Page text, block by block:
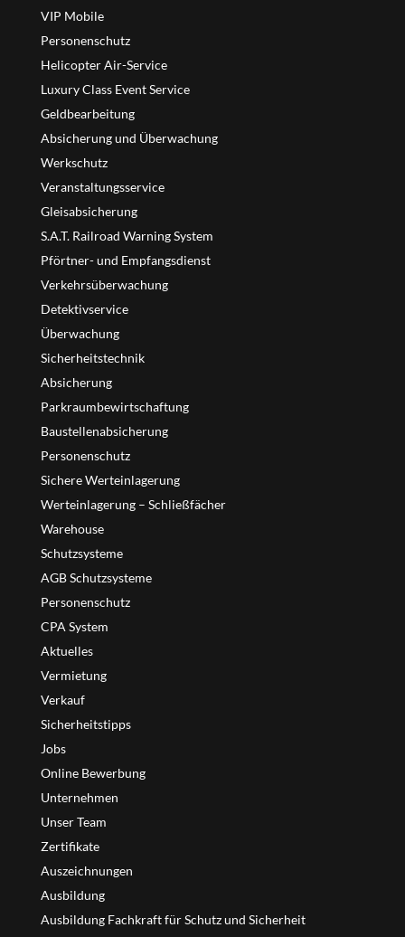
VIP Mobile
Personenschutz
Helicopter Air-Service
Luxury Class Event Service
Geldbearbeitung
Absicherung und Überwachung
Werkschutz
Veranstaltungsservice
Gleisabsicherung
S.A.T. Railroad Warning System
Pförtner- und Empfangsdienst
Verkehrsüberwachung
Detektivservice
Überwachung
Sicherheitstechnik
Absicherung
Parkraumbewirtschaftung
Baustellenabsicherung
Personenschutz
Sichere Werteinlagerung
Werteinlagerung – Schließfächer
Warehouse
Schutzsysteme
AGB Schutzsysteme
Personenschutz
CPA System
Aktuelles
Vermietung
Verkauf
Sicherheitstipps
Jobs
Online Bewerbung
Unternehmen
Unser Team
Zertifikate
Auszeichnungen
Ausbildung
Ausbildung Fachkraft für Schutz und Sicherheit